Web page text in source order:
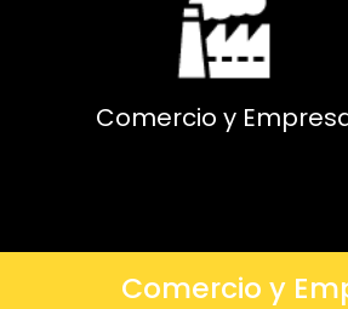
Comercio y
Comercio y